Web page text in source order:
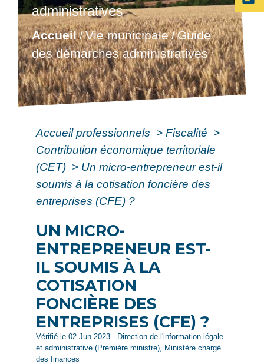
administratives
Accueil/Vie municipale/Guide
des démarches administratives
Accueil professionnels > Fiscalité >
Contribution économique territoriale
(CET) > Un micro-entrepreneur est-il
soumis à la cotisation foncière des
entreprises (CFE) ?
UN MICRO-
ENTREPRENEUR EST-
IL SOUMIS À LA
COTISATION
FONCIÈRE DES
ENTREPRISES (CFE) ?
Vérifié le 02 Jun 2023 - Direction de l'information légale
et administrative (Première ministre), Ministère chargé
des finances